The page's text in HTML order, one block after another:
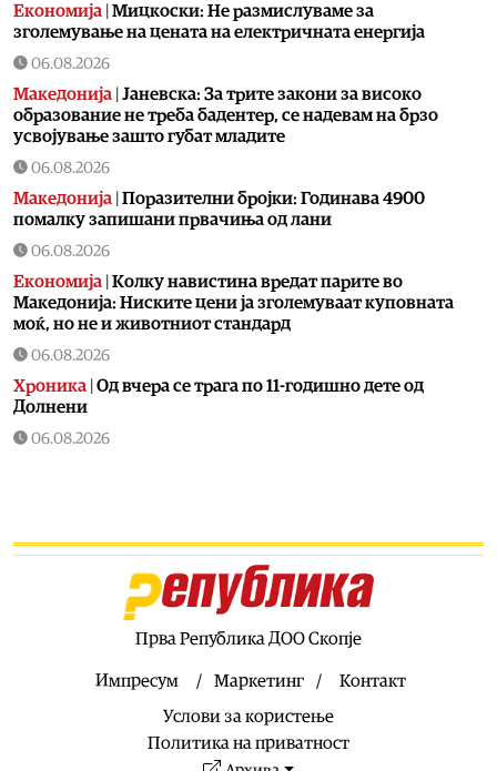
Економија Мицкоски: Не размислуваме за
зголемување на цената на електричната енергија
06.08.2026
Македонија Јаневска: За трите закони за високо
образование не треба бадентер, се надевам на брзо
усвојување зашто губат младите
06.08.2026
Македонија Поразителни бројки: Годинава 4900
помалку запишани првачиња од лани
06.08.2026
Економија Колку навистина вредат парите во
Македонија: Ниските цени ја зголемуваат куповната
моќ, но не и животниот стандард
06.08.2026
Хроника Од вчера се трага по 11-годишно дете од
Долнени
06.08.2026
Сцена|35 години независност на Македонија: На 15
август „Меморија“, „Мизар“ и „Синтезис“ со заеднички
концерт во Струмица
Министерството за здравство
Ристески: Се контролираат цените на
производите и инфлацијата, засега нема нови
Прва Република ДОО Скопје
Импресум Маркетинг
Контакт
Услови за користење
Политика на приватност